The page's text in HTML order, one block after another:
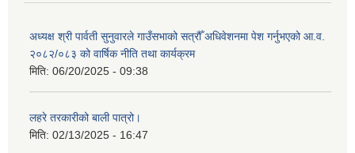
अध्यक्ष श्री पार्वती सुनुवारले गाउँसभाको सत्रौँ अधिवेशनमा पेश गर्नुभएको आ.व.
२०८२/०८३ को वार्षिक नीति तथा कार्यक्रम
मिति: 06/20/2025 - 09:38
लहरे तरकारीको बाली पात्रो।
मिति: 02/13/2025 - 16:47